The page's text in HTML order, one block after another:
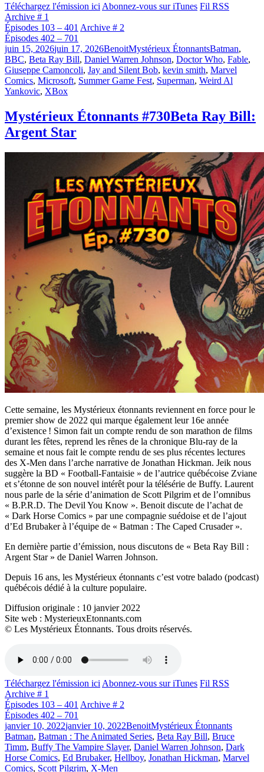
Téléchargez l'émission ici Abonnez-vous sur iTunes Fil RSS
Archive # 1
Épisodes 103 – 401 Archive # 2
Épisodes 402 – 701
Publié
le
juin 15, 2026juin 17, 2026BenoitCatégories
Mystérieux ÉtonnantsÉtiquettes
Batman,
BBC, Beta Ray Bill, Daniel Warren Johnson, Doctor Who, Fable,
Giuseppe Camoncoli, Jay and Silent Bob, kevin smith, Marvel
Comics, Microsoft, Summer Game Fest, Superman, Weird Al
Yankovic, XBox
Mystérieux Étonnants #730Beta Ray Bill:
Argent Star
Cette semaine, les Mystérieux étonnants reviennent en force pour le
premier show de 2022 qui marque également leur 16e année
d’existence ! Simon fait un compte rendu de son marathon de films
durant les fêtes, reprend les rênes de la chronique Blu-ray de la
semaine et nous fait le compte rendu de ses plus récentes lectures
des X-Men dans l’arche narrative de Jonathan Hickman. Jeik nous
suggère la BD « Football-Fantaisie » de l’autrice québécoise Zviane
et s’étonne de son nouvel intérêt pour la télésérie de Buffy. Laurent
nous parle de la série d’animation de Scott Pilgrim et de l’omnibus
« B.P.R.D. The Devil You Know ». Benoit discute de l’achat de
« Dark Horse Comics » par une compagnie suédoise et de l’ajout
d’Ed Brubaker à l’équipe de « Batman : The Caped Crusader ».
En dernière partie d’émission, nous discutons de « Beta Ray Bill :
Argent Star » de Daniel Warren Johnson.
Depuis 16 ans, les Mystérieux étonnants c’est votre balado (podcast)
québécois dédié à la culture populaire.
Diffusion originale : 10 janvier 2022
Site web : MysterieuxEtonnants.com
© Les Mystérieux Étonnants. Tous droits réservés.
Téléchargez l'émission ici Abonnez-vous sur iTunes Fil RSS
Archive # 1
Épisodes 103 – 401 Archive # 2
Épisodes 402 – 701
Publié
le
janvier 10, 2022janvier 10, 2022BenoitCatégories
Mystérieux Étonnants
Batman, Batman : The Animated Series, Beta Ray Bill, Bruce
Timm, Buffy The Vampire Slayer, Daniel Warren Johnson, Dark
Horse Comics, Ed Brubaker, Hellboy, Jonathan Hickman, Marvel
Comics, Scott Pilgrim, X-Men